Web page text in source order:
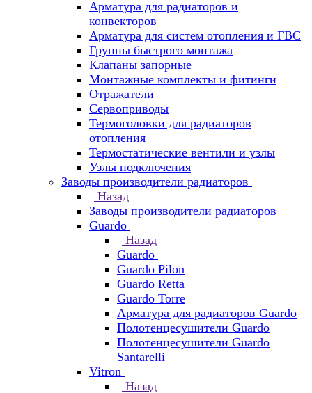
Арматура для радиаторов и
конвекторов
Арматура для систем отопления и ГВС
Группы быстрого монтажа
Клапаны запорные
Монтажные комплекты и фитинги
Отражатели
Сервоприводы
Термоголовки для радиаторов
отопления
Термостатические вентили и узлы
Узлы подключения
Заводы производители радиаторов
Назад
Заводы производители радиаторов
Guardo
Назад
Guardo
Guardo Pilon
Guardo Retta
Guardo Torre
Арматура для радиаторов Guardo
Полотенцесушители Guardo
Полотенцесушители Guardo
Santarelli
Vitron
Назад